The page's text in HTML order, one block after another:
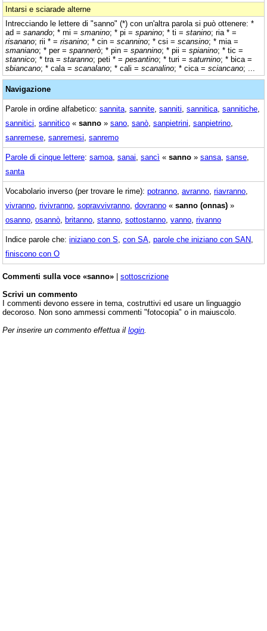
Intarsi e sciarade alterne
Intrecciando le lettere di "sanno" (*) con un'altra parola si può ottenere: *
ad = sanando; * mi = smanino; * pi = spanino; * ti = stanino; ria * =
risanano; rii * = risanino; * cin = scannino; * csi = scansino; * mia =
smaniano; * per = spannerò; * pin = spannino; * pii = spianino; * tic =
stannico; * tra = staranno; peti * = pesantino; * turi = saturnino; * bica =
sbiancano; * cala = scanalano; * cali = scanalino; * cica = sciancano; ...
Navigazione
Parole in ordine alfabetico: sannita sannite sanniti sannitica sannitiche
sannitici sannitico « sanno » sano sanò sanpietrini sanpietrino
sanremese sanremesi sanremo
Parole di cinque lettere: samoa sanai sancì « sanno » sansa sanse
santa
Vocabolario inverso (per trovare le rime): potranno avranno riavranno
vivranno rivivranno sopravvivranno dovranno « sanno (onnas) »
osanno osannò britanno stanno sottostanno vanno rivanno
Indice parole che: iniziano con S con SA parole che iniziano con SAN
finiscono con O
Commenti sulla voce «sanno» | sottoscrizione
Scrivi un commento
I commenti devono essere in tema, costruttivi ed usare un linguaggio
decoroso. Non sono ammessi commenti "fotocopia" o in maiuscolo.
Per inserire un commento effettua il login